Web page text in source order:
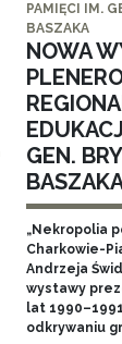
PAMIĘCI IM.
BASZAKA
NOWA
GEN.
„Nekropolia
Charkowie-
Andrzeja
wystawy
lat
odkrywaniu